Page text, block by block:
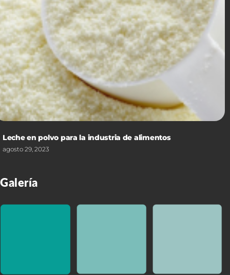
Leche en polvo para la industria de alimentos
agosto 29, 2023
Galería